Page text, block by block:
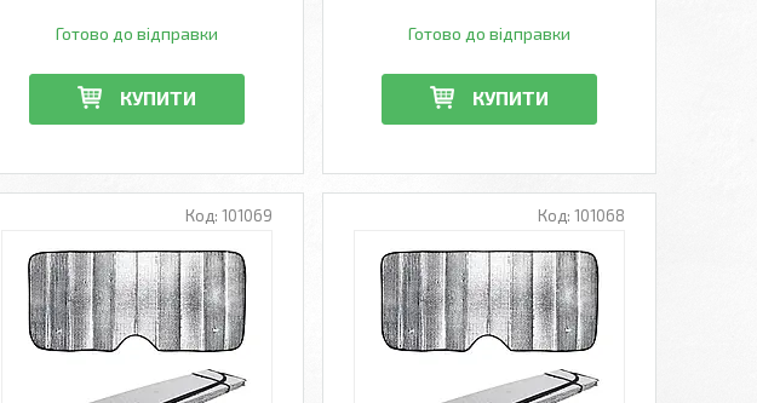
Готово до відправки
КУПИТИ
Готово до відправки
КУПИТИ
101069 101068